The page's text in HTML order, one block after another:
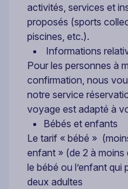
activités, services et
proposés (sports
piscines, etc.).
Informations
Pour les personnes à
confirmation, nous
notre service
voyage est adapté à
Bébés et enfants
Le tarif « bébé »
enfant » (de 2 à moins
le bébé ou l’enfant qui
deux adultes